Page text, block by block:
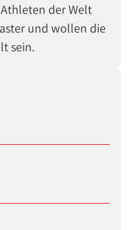
der Welt
und wollen die
sein.